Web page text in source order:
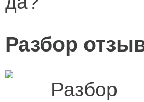
Разбор